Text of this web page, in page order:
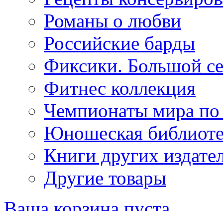
Романы о любви
Российские барды
Фиксики. Большой
Фитнес коллекция
Чемпионаты мира по
Юношеская
Книги других
Другие товары